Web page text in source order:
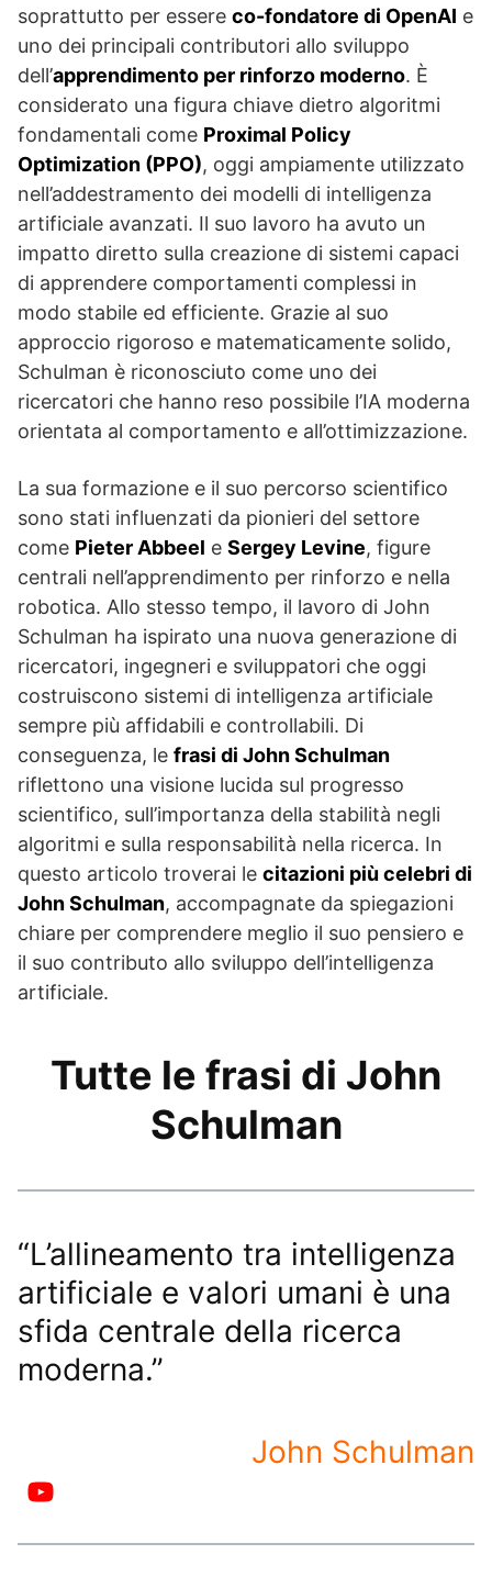
soprattutto per essere co-fondatore di OpenAI e
uno dei principali contributori allo sviluppo
dell’apprendimento per rinforzo moderno. È
considerato una figura chiave dietro algoritmi
fondamentali come Proximal Policy
Optimization (PPO), oggi ampiamente utilizzato
nell’addestramento dei modelli di intelligenza
artificiale avanzati. Il suo lavoro ha avuto un
impatto diretto sulla creazione di sistemi capaci
di apprendere comportamenti complessi in
modo stabile ed efficiente. Grazie al suo
approccio rigoroso e matematicamente solido,
Schulman è riconosciuto come uno dei
ricercatori che hanno reso possibile l’IA moderna
orientata al comportamento e all’ottimizzazione.
La sua formazione e il suo percorso scientifico
sono stati influenzati da pionieri del settore
come Pieter Abbeel e Sergey Levine, figure
centrali nell’apprendimento per rinforzo e nella
robotica. Allo stesso tempo, il lavoro di John
Schulman ha ispirato una nuova generazione di
ricercatori, ingegneri e sviluppatori che oggi
costruiscono sistemi di intelligenza artificiale
sempre più affidabili e controllabili. Di
conseguenza, le frasi di John Schulman
riflettono una visione lucida sul progresso
scientifico, sull’importanza della stabilità negli
algoritmi e sulla responsabilità nella ricerca. In
questo articolo troverai le citazioni più celebri di
John Schulman, accompagnate da spiegazioni
chiare per comprendere meglio il suo pensiero e
il suo contributo allo sviluppo dell’intelligenza
artificiale.
Tutte le frasi di John
Schulman
“L’allineamento tra intelligenza
artificiale e valori umani è una
sfida centrale della ricerca
moderna.”
John Schulman